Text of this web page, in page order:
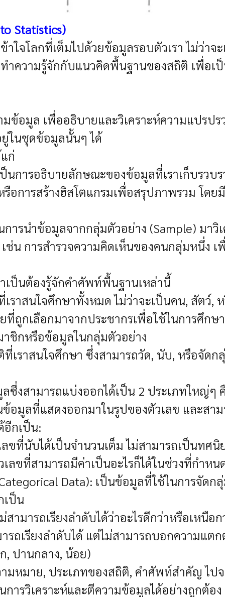
Statistics)
ใจโลกที่เต็มไปด้วยข้อมูลรอบตัวเรา ไม่ว่าจ
ความรู้จักกับแนวคิดพื้นฐานของสถิติ เพื่อเ
ข้อมูล เพื่ออธิบายและวิเคราะห์ความแปรป
ในชุดข้อมูลนั้นๆ ได้
ก่
นการอธิบายลักษณะของข้อมูลที่เราเก็บรวบ
อการสร้างฮิสโตแกรมเพื่อสรุปภาพรวม โด
รนำข้อมูลจากกลุ่มตัวอย่าง (Sample) มาวิ
น การสำรวจความคิดเห็นของคนกลุ่มหนึ่ง
เป็นต้องรู้จักคำศัพท์พื้นฐานเหล่านี้
ราสนใจศึกษาทั้งหมด ไม่ว่าจะเป็นคน, สัตว์,
ถูกเลือกมาจากประชากรเพื่อใช้ในการศึกษา
าชิกหรือข้อมูลในกลุ่มตัวอย่าง
ราสนใจศึกษา ซึ่งสามารถวัด, นับ, หรือจัดก
ลซึ่งสามารถแบ่งออกได้เป็น 2 ประเภทใหญ่ๆ
อมูลที่แสดงออกมาในรูปของตัวเลข และสา
กเป็น:
ขที่นับได้เป็นจำนวนเต็ม ไม่สามารถเป็นทศนิ
ลขที่สามารถมีค่าเป็นอะไรก็ได้ในช่วงที่กำห
Data): เป็นข้อมูลที่ใช้ในการจัดก
เป็น
ารถเรียงลำดับได้ว่าอะไรดีกว่าหรือเหนือ
ถเรียงลำดับได้ แต่ไม่สามารถบอกความแตก
, ปานกลาง, น้อย)
มหมาย, ประเภทของสถิติ, คำศัพท์สำคัญ ไป
การวิเคราะห์และตีความข้อมูลได้อย่างถูกต้